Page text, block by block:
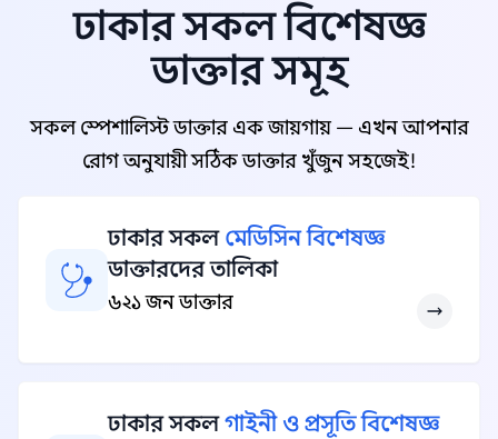
ঢাকার সকল বিশেষজ্ঞ
ডাক্তার সমূহ
সকল স্পেশালিস্ট ডাক্তার এক জায়গায় — এখন আপনার
রোগ অনুযায়ী সঠিক ডাক্তার খুঁজুন সহজেই!
ঢাকার সকল মেডিসিন বিশেষজ্ঞ
ডাক্তারদের তালিকা
৬২১ জন ডাক্তার
ঢাকার সকলগাইনী ও প্রসূতি বিশেষজ্ঞ